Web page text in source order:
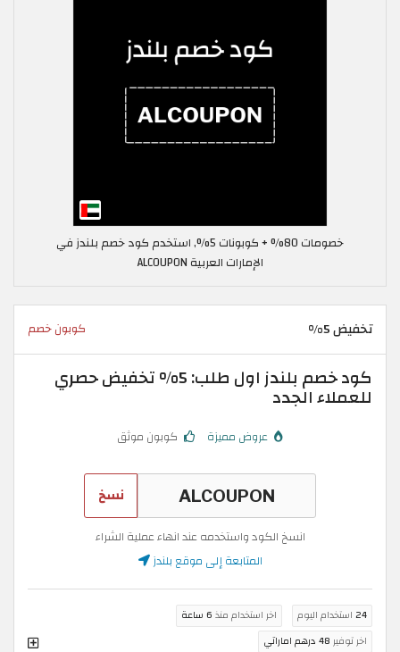
خصومات 80% + كوبونات 5%, استخدم كود خصم بلندز في
الإمارات العربية ALCOUPON
تخفيض 5% كوبون خصم
كود خصم بلندز اول طلب: 5% تخفيض حصري
للعملاء الجدد
عروض مميزة كوبون موثق
نسخ
انسخ الكود واستخدمه عند انهاء عملية الشراء
المتابعة إلى موقع بلندز
24 استخدام اليوم اخر استخدام منذ 6 ساعة
اخر توفير 48 درهم اماراتي